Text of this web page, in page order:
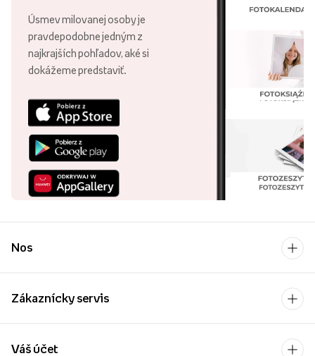
Úsmev milovanej osoby je
pravdepodobne jedným z
najkrajších pohľadov, aké si
dokážeme predstaviť.
Nos
Zákaznícky servis
Váš účet